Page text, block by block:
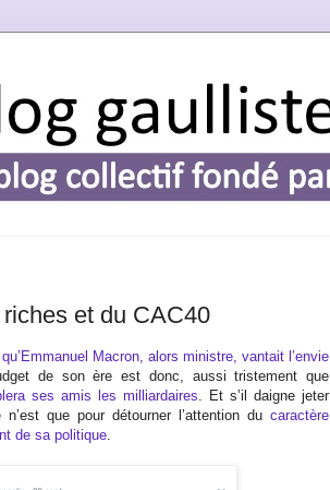
et du CAC40
qu’Emmanuel Macron, alors ministre, vantait l’envie
de son ère est donc, aussi tristement que
ses amis les milliardaires . Et s’il daigne jeter
que pour détourner l’attention du caractère
de sa politique